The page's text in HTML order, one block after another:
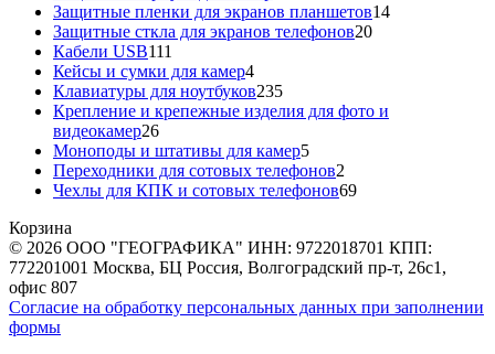
товаров
Защитные пленки для экранов планшетов1414
Защитные сткла для экранов телефонов2020
Кабели USB111
товаров
Кейсы и сумки для камер44
товара
Клавиатуры для ноутбуков235235
товаров
Крепление и крепежные изделия для фото и
видеокамер2626
товаров
Моноподы и штативы для камер55
товаров
Переходники для сотовых телефонов2
товара
Чехлы для КПК и сотовых телефонов6969
Корзина
© 2026 ООО "ГЕОГРАФИКА" ИНН: 9722018701 КПП:
772201001 Москва, БЦ Россия, Волгоградский пр-т, 26с1,
офис 807
Согласие на обработку персональных данных при заполнении
формы